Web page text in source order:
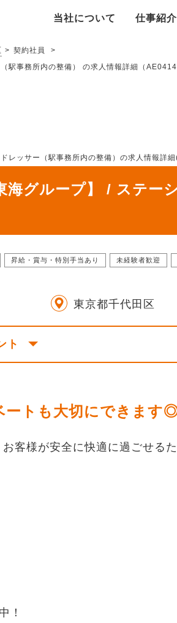
当社について 仕事紹介
契約社員
駅事務所内の整備） の求人情報詳細（
レッサー（駅事務所内の整備）の求人情報
海グループ】 / ステー
昇給・賞与・特別手当あり 未経験者歓迎
東京都千代田区
ト
ートも大切にできます
客様が安全に快適に過ごせる
！